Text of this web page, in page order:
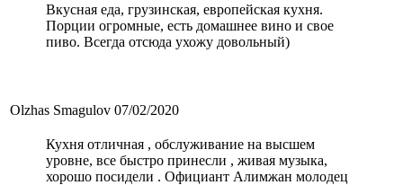
Вкусная еда, грузинская, европейская кухня.
Порции огромные, есть домашнее вино и свое
пиво. Всегда отсюда ухожу довольный)
Olzhas Smagulov 07/02/2020
Кухня отличная , обслуживание на высшем
уровне, все быстро принесли , живая музыка,
хорошо посидели . Официант Алимжан молодец